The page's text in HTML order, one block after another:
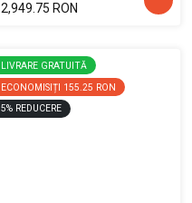
2,949.75 RON
LIVRARE GRATUITĂ
ECONOMISIȚI 155.25 RON
5% REDUCERE